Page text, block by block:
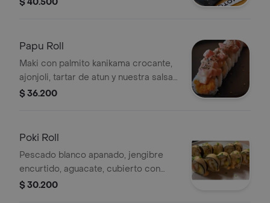
Papu Roll
Maki con palmito kanikama crocante,
ajonjoli, tartar de atun y nuestra salsa
spicy (mayonesa japonesa, sriracha,
$ 36.200
Poki Roll
Pescado blanco apanado, jengibre
encurtido, aguacate, cubierto con
salsa ahumada.
$ 30.200